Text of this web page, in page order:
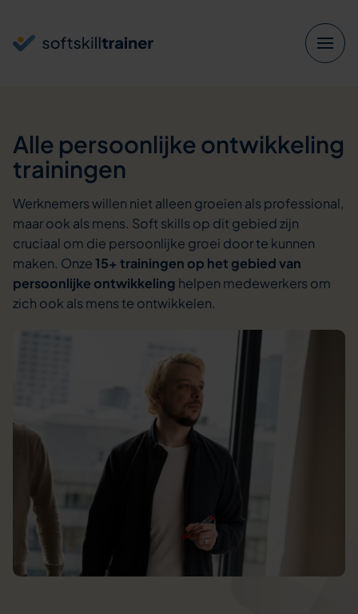
Alle persoonlijke ontwikkeling
trainingen
Werknemers willen niet alleen groeien als professional,
maar ook als mens. Soft skills op dit gebied zijn
cruciaal om die persoonlijke groei door te kunnen
maken. Onze15+ trainingen op het gebied van
persoonlijke ontwikkeling helpen medewerkers om
zich ook als mens te ontwikkelen.